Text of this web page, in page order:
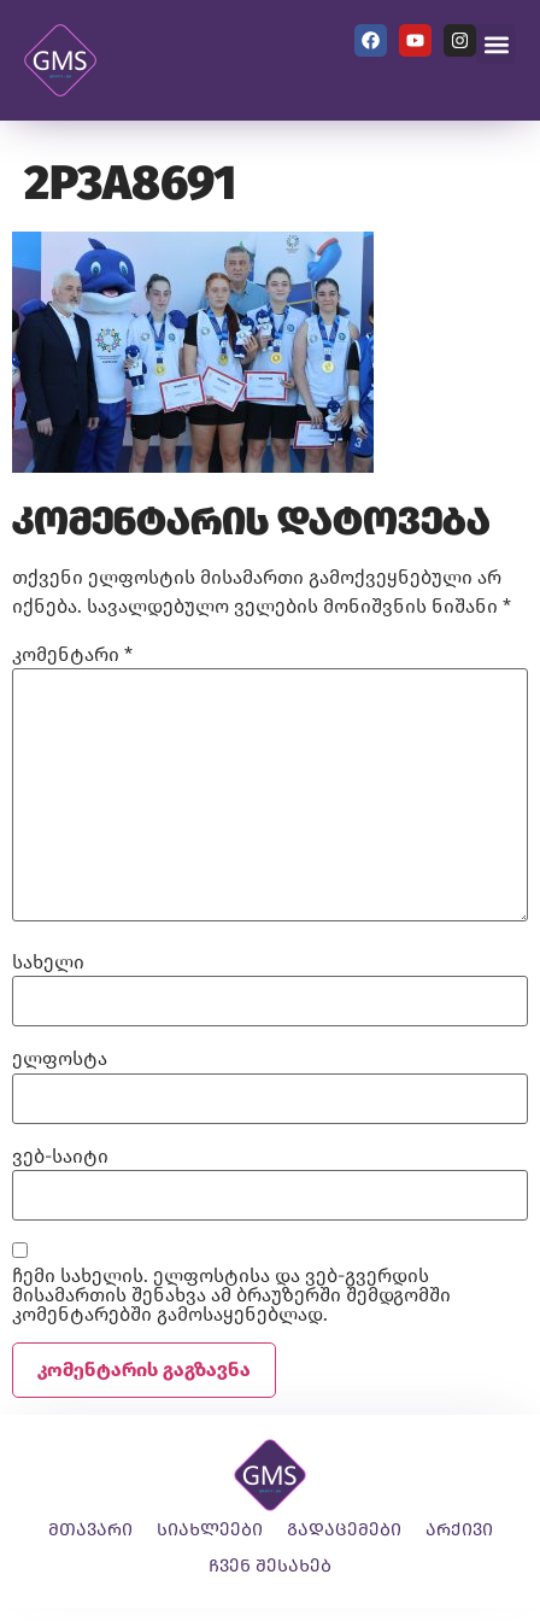
2P3A8691
კომენტარის დატოვება
თქვენი ელფოსტის მისამართი გამოქვეყნებული არ
იქნება. სავალდებულო ველების მონიშვნის ნიშანი *
კომენტარი *
სახელი
ელფოსტა
ვებ-საიტი
ჩემი სახელის. ელფოსტისა და ვებ-გვერდის
მისამართის შენახვა ამ ბრაუზერში შემდგომში
კომენტარებში გამოსაყენებლად.
მთავარი სიახლეები გადაცემები
არქივი
ჩვენ შესახებ